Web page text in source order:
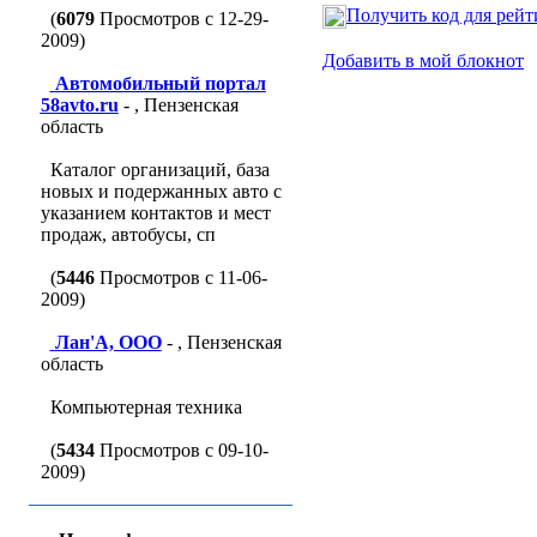
(6079Просмотров с 12-29-
2009)
Автомобильный портал
58avto.ru - , Пензенская
область
Каталог организаций, база
новых и подержанных авто с
указанием контактов и мест
продаж, автобусы, сп
(5446Просмотров с 11-06-
2009)
Лан'A, ООО- , Пензенская
область
Компьютерная техника
(5434Просмотров с 09-10-
2009)
Получить код для
Добавить в мой блокнот